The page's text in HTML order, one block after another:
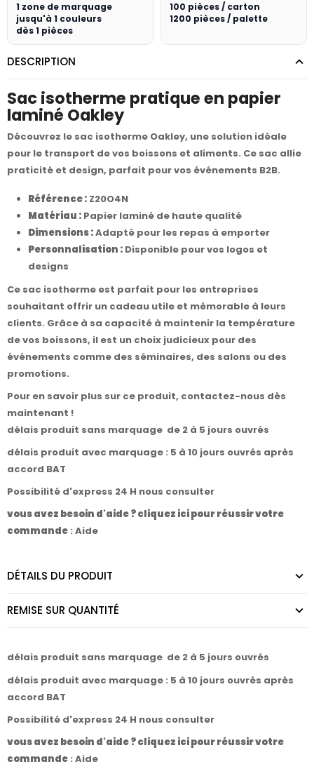
1 zone de marquage
jusqu'à 1 couleurs
dès 1 pièces
100 pièces / carton
1200 pièces / palette
DESCRIPTION
Sac isotherme pratique en papier
laminé Oakley
Découvrez le sac isotherme Oakley, une solution idéale
pour le transport de vos boissons et aliments. Ce sac allie
praticité et design, parfait pour vos événements B2B.
Référence : Z20O4N
Matériau : Papier laminé de haute qualité
Dimensions :Adapté pour les repas à emporter
Personnalisation : Disponible pour vos logos et
designs
Ce sac isotherme est parfait pour les entreprises
souhaitant offrir un cadeau utile et mémorable à leurs
clients. Grâce à sa capacité à maintenir la température
de vos boissons, il est un choix judicieux pour des
événements comme des séminaires, des salons ou des
promotions.
Pour en savoir plus sur ce produit, contactez-nous dès
maintenant !
délais produit sans marquage de 2 à 5 jours ouvrés
délais produit avec marquage : 5 à 10 jours ouvrés après
accord BAT
Possibilité d'express 24 H nous consulter
vous avez besoin d'aide ? cliquez ici pour réussir votre
commande : Aide
DÉTAILS DU PRODUIT
REMISE SUR QUANTITÉ
délais produit sans marquage de 2 à 5 jours ouvrés
délais produit avec marquage : 5 à 10 jours ouvrés après
accord BAT
Possibilité d'express 24 H nous consulter
vous avez besoin d'aide ? cliquez ici pour réussir votre
commande : Aide